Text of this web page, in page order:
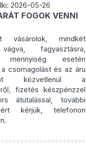
2026-05-26
FOGOK VENNI
vásárolok, mindkét
fagyasztásra,
mennyiség esetén
csomagolást és az áru
közvetlenül a
fizetés készpénzzel
átutalással, további
kérjük, telefonon